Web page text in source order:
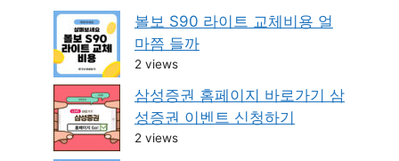
볼보 S90 라이트 교체비용 얼
마쯤 들까
2 views
삼성증권 홈페이지 바로가기 삼
성증권 이벤트 신청하기
2 views